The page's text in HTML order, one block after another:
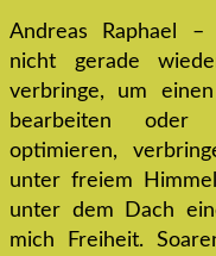
Andreas Raphael –
nicht gerade
verbringe, um
bearbeiten oder
optimieren,
unter freiem
unter dem Dach
mich Freiheit.